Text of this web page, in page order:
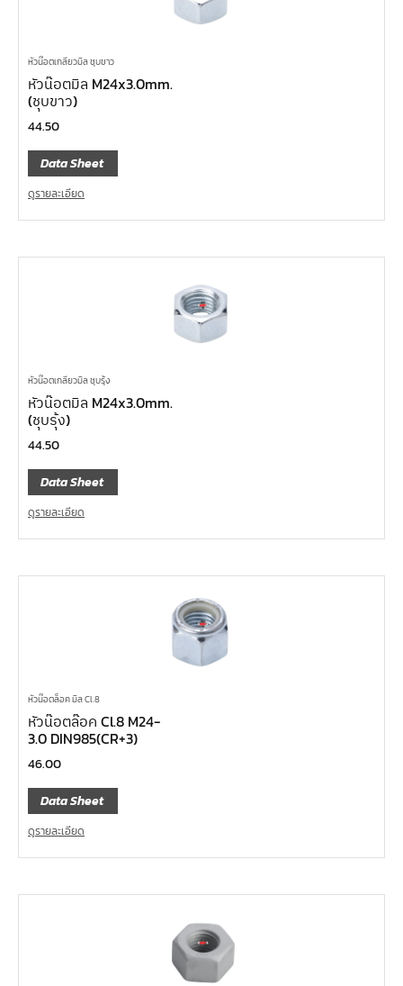
หัวน๊อตเกลียวมิล ชุบขาว
หัวน๊อตมิล M24x3.0mm.
(ชุบขาว)
44.50
Data Sheet
ดูรายละเอียด
หัวน๊อตเกลียวมิล ชุบรุ้ง
หัวน๊อตมิล M24x3.0mm.
(ชุบรุ้ง)
44.50
Data Sheet
ดูรายละเอียด
หัวน๊อตล็อค มิล Cl.8
หัวน๊อตล๊อค Cl.8 M24-
3.0 DIN985(CR+3)
46.00
Data Sheet
ดูรายละเอียด